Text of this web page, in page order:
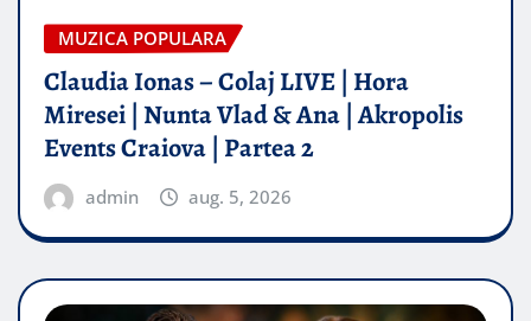
MUZICA POPULARA
Claudia Ionas – Colaj LIVE | Hora
Miresei | Nunta Vlad & Ana | Akropolis
Events Craiova | Partea 2
admin aug. 5, 2026